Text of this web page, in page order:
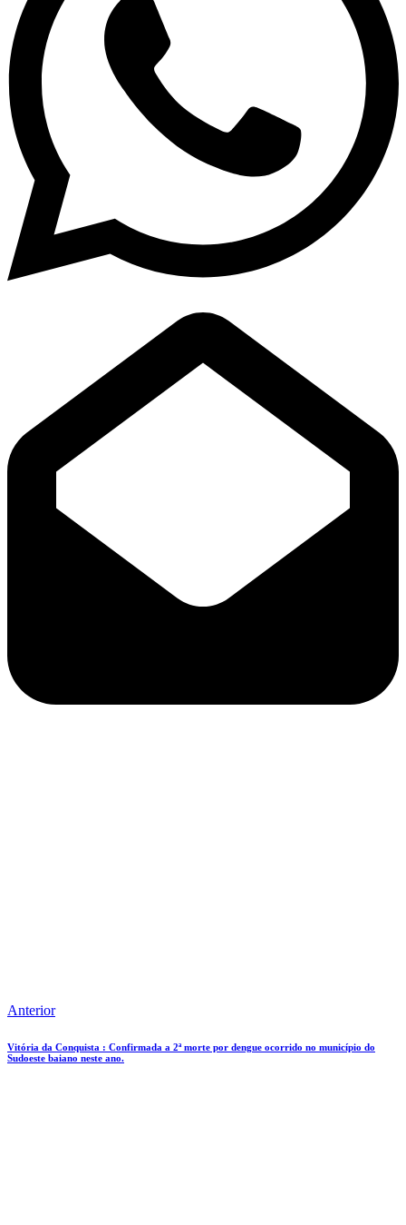
Anterior
Vitória da Conquista : Confirmada a 2ª morte por dengue ocorrido no município do
Sudoeste baiano neste ano.